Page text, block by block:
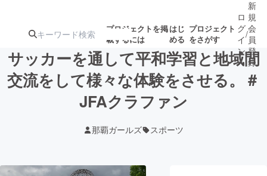
プロジェクトを掲
載するには
はじ
める
プロジェクト
をさがす
注目のリ 注目の新着プロ募集終了が近いプ
ロ
グ
イ
ン
/
新
規
会
員
登
録
サッカーを通して平和学習と地域間
交流をして様々な体験をさせる。＃
JFAクラファン
那覇ガールズ スポーツ